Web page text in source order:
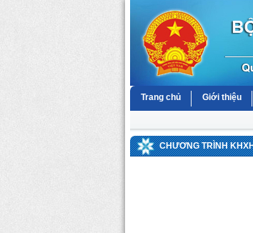
Trang chủ Giới thiệu
CHƯƠNG TRÌNH